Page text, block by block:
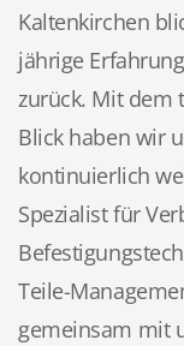
Kaltenkirchen
jährige
zurück. Mit dem
Blick haben wir
kontinuierlich
Spezialist für
Teile-
gemeinsam mit